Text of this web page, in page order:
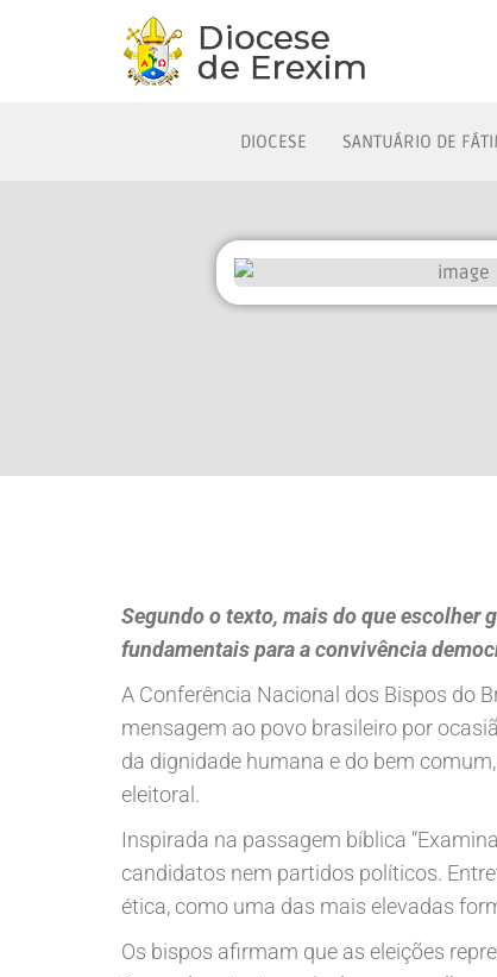
DIOCESE SANTUÁRIO DE
Segundo o texto, mais do que escolher
fundamentais para a convivência
A Conferência Nacional dos Bispos do
mensagem ao povo brasileiro por
da dignidade humana e do bem
eleitoral.
Inspirada na passagem bíblica
candidatos nem partidos políticos.
ética, como uma das mais elevadas
Os bispos afirmam que as eleições